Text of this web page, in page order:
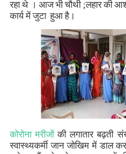
रहा थे । आज भी चौथी ;लहार की
कार्य में जुटा हुआ है।
कोरोना मरीजोंकी लगातार बढ़ती
स्वास्थ्यकर्मी जान जोखिम में डाल